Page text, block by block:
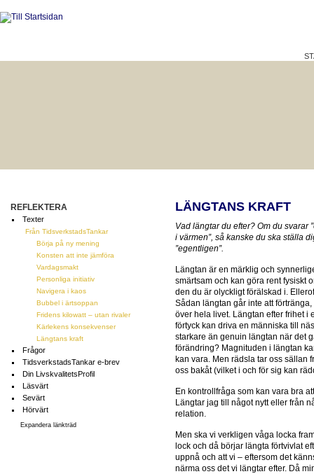
REFLEKTERA
Texter
Från TidsverkstadsTankar
Börja på ny mening
Konsten att inte jämföra
Vardagsmakt
Personliga initiativ
Navigera i kaos
Bubbel i ärtsoppan
Fridens kilowatt – utan rivaler
Kärlekens konsekvenser
Längtans kraft
Frågor
TidsverkstadsTankar e-brev
Din LivskvalitetsProfil
Läsvärt
Sevärt
Hörvärt
Expandera länkträd
LÄNGTANS KRAFT
Vad längtar du efter? Om du svarar
i värmen”, så kanske du ska ställa
”egentligen”.
Längtan är en märklig och
smärtsam och kan göra rent fysiskt
den du är olyckligt förälskad i.
Sådan längtan går inte att
över hela livet. Längtan efter frihet i
förtyck kan driva en människa till
starkare än genuin längtan när det
förändring? Magnituden i längtan
kan vara. Men rädsla tar oss sällan
oss bakåt (vilket i och för sig kan
En kontrollfråga som kan vara bra
Längtar jag till något nytt eller från
relation.
Men ska vi verkligen våga locka
lock och då börjar längta förtvivlat
uppnå och att vi – eftersom det
närma oss det vi längtar efter. Då